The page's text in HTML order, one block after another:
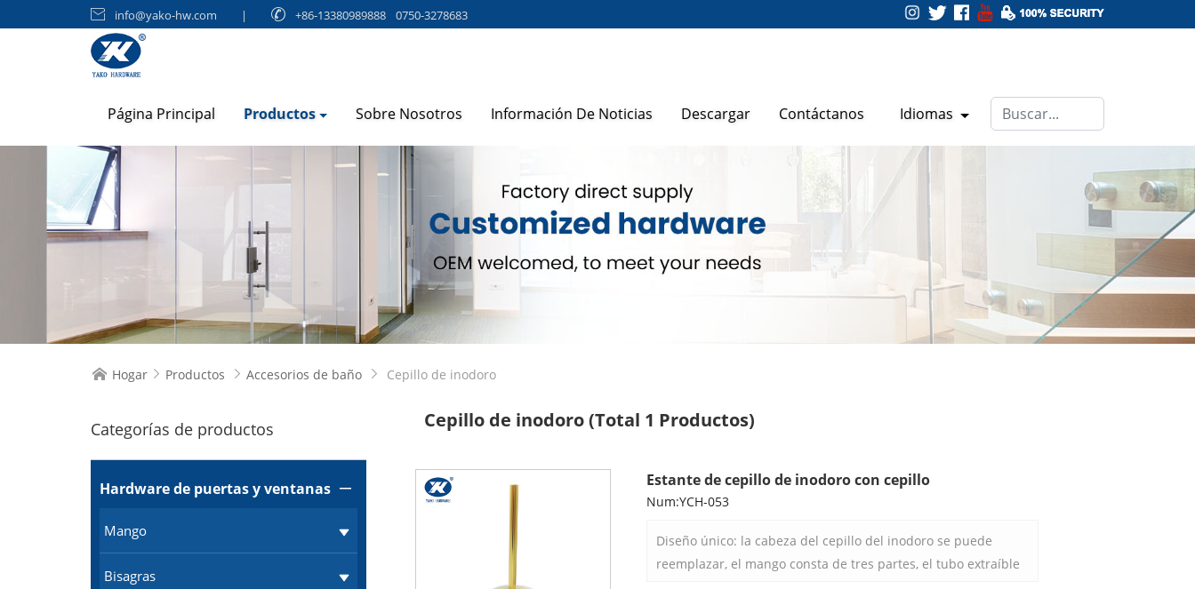
 info@yako-hw.com |  +86-13380989888 0750-3278683
Página Principal Productos Sobre Nosotros Información De Noticias Descargar Contáctanos Idiomas
 Hogar  Productos  Accesorios de baño  Cepillo de inodoro
Categorías de productos
Hardware de puertas y ventanas 
Mango
Bisagras
Cepillo de inodoro(Total 1 Productos)
Estante de cepillo de inodoro con cepillo
Num:YCH-053
Diseño único: la cabeza del cepillo del inodoro se puede
reemplazar, el mango consta de tres partes, el tubo extraíble